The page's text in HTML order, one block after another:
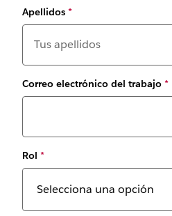
Apellidos *
Correo electrónico del trabajo *
Rol *